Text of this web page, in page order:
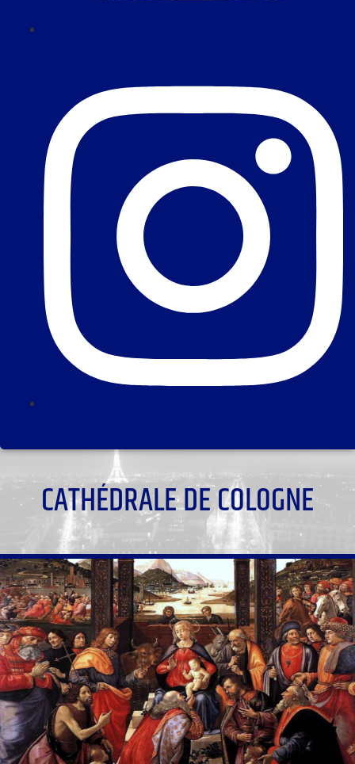
CATHÉDRALE DE COLOGNE